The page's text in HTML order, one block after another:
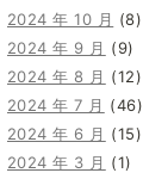
2024 年 10 月 (8)
2024 年 9 月 (9)
2024 年 8 月 (12)
2024 年 7 月 (46)
2024 年 6 月 (15)
2024 年 3 月 (1)